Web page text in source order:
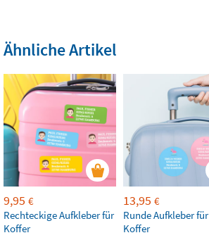
Ähnliche Artikel
9,95 €
Rechteckige Aufkleber für
Koffer
13,95 €
Runde Aufkleber für
Koffer